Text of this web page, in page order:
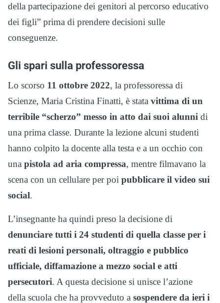
della partecipazione dei genitori al percorso educativo
dei figli” prima di prendere decisioni sulle
conseguenze.
Gli spari sulla professoressa
Lo scorso 11 ottobre 2022, la professoressa di
Scienze, Maria Cristina Finatti, è stata vittima di un
terribile “scherzo” messo in atto dai suoi alunni di
una prima classe. Durante la lezione alcuni studenti
hanno colpito la docente alla testa e a un occhio con
una pistola ad aria compressa, mentre filmavano la
scena con un cellulare per poi pubblicare il video sui
social.
L’insegnante ha quindi preso la decisione di
denunciare tutti i 24 studenti di quella classe per i
reati di lesioni personali, oltraggio e pubblico
ufficiale, diffamazione a mezzo social e atti
persecutori. A questa decisione si unisce l’azione
della scuola che ha provveduto a sospendere da ieri i